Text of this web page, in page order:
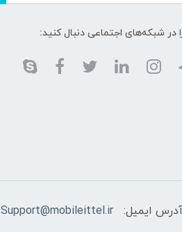
در شبکه‌های اجتماعی دنبال کنید:
ایمیل: Support@mobileittel.ir